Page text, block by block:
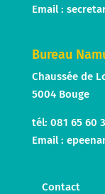
Email :
Bureau
Chaussée de
5004 Bouge
tél: 081 65 60
Email :
Contact